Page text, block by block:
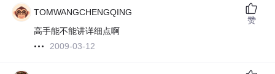
TOMWANGCHENGQING
高手能不能讲详细点啊
2009-03-12
赞